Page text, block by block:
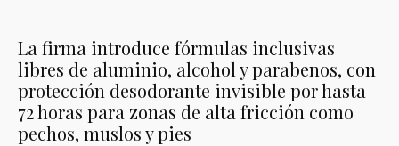
La firma introduce fórmulas inclusivas
libres de aluminio, alcohol y parabenos, con
protección desodorante invisible por hasta
72 horas para zonas de alta fricción como
pechos, muslos y pies